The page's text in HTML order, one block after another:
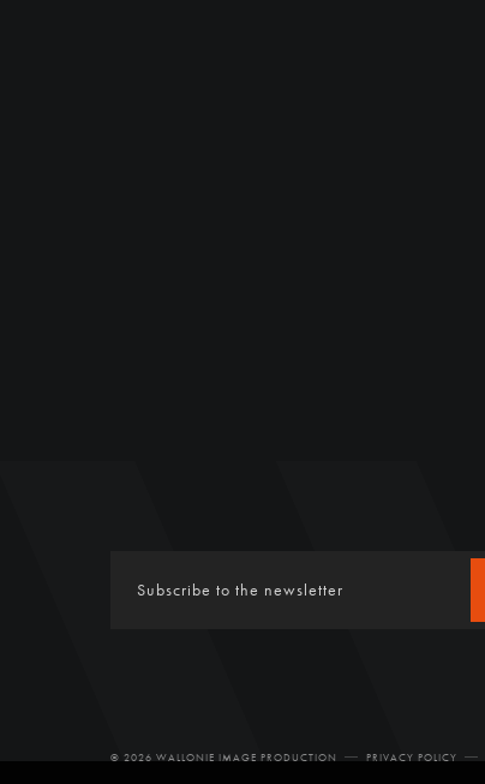
© 2026 WALLONIE IMAGE PRODUCTION PRIVACY POLICY